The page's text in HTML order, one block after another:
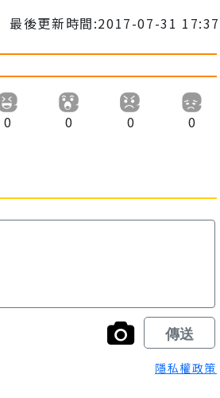
最後更新時間:2017-07-31 17:37
0 0 0 0
隱私權政策